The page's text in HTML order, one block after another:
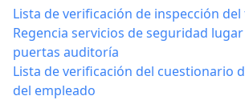
Lista de verificación de inspección
Regencia servicios de seguridad
puertas auditoría
Lista de verificación del cuestionario
del empleado